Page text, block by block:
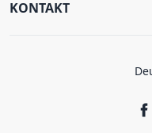
KONTAKT